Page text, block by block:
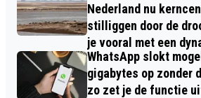
Nederland nu
stilliggen door de
je vooral met een
WhatsApp slokt
gigabytes op zonder
zo zet je de functie